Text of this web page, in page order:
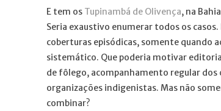
E tem os Tupinambá de Olivença, na
Seria exaustivo enumerar todos os
coberturas episódicas, somente quando
sistemático. Que poderia motivar
de fôlego, acompanhamento regular
organizações indigenistas. Mas não
combinar?